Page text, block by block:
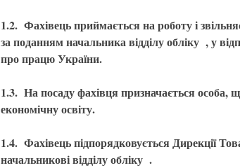
1.2. Фахівець приймається на роботу і
за поданням начальника відділу обліку , у
про працю України.
1.3. На посаду фахівця призначається
економічну освіту.
1.4. Фахівець підпорядковується Дирекції
начальникові відділу обліку .